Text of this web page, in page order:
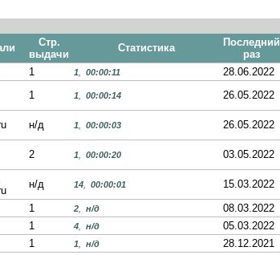
Стр.
выдачи
Статистика
Последний
раз
1 1 00:00:11
28.06.2022
1 1 00:00:14
26.05.2022
н/д 1 00:00:03
26.05.2022
2 1 00:00:20 03.05.2022
н/д 14 00:00:01
15.03.2022
1 2 н/д
08.03.2022
1 4 н/д
05.03.2022
1 1 н/д 28.12.2021